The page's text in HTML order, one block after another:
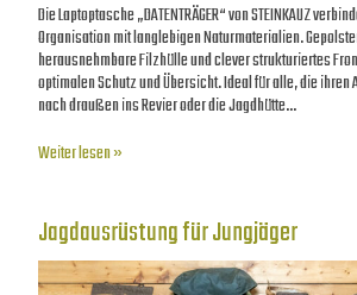
Die Laptoptasche „DATENTRÄGER“ von STEINKAUZ
Organisation mit langlebigen Naturmaterialien.
herausnehmbare Filzhülle und clever strukturiertes
optimalen Schutz und Übersicht. Ideal für alle, die
nach draußen ins Revier oder die Jagdhütte…
Weiter lesen »
Jagdausrüstung für Jungjäger